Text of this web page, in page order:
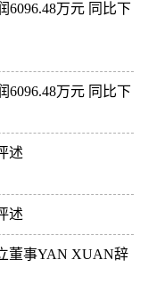
6096.48万元 同比下
6096.48万元 同比下
述
述
董事YAN XUAN辞